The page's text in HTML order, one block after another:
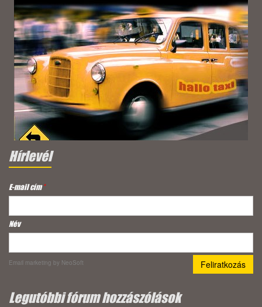
Hírlevél
E-mail cím*
Név
Email marketing by NeoSoft
Legutóbbi fórum hozzászólások